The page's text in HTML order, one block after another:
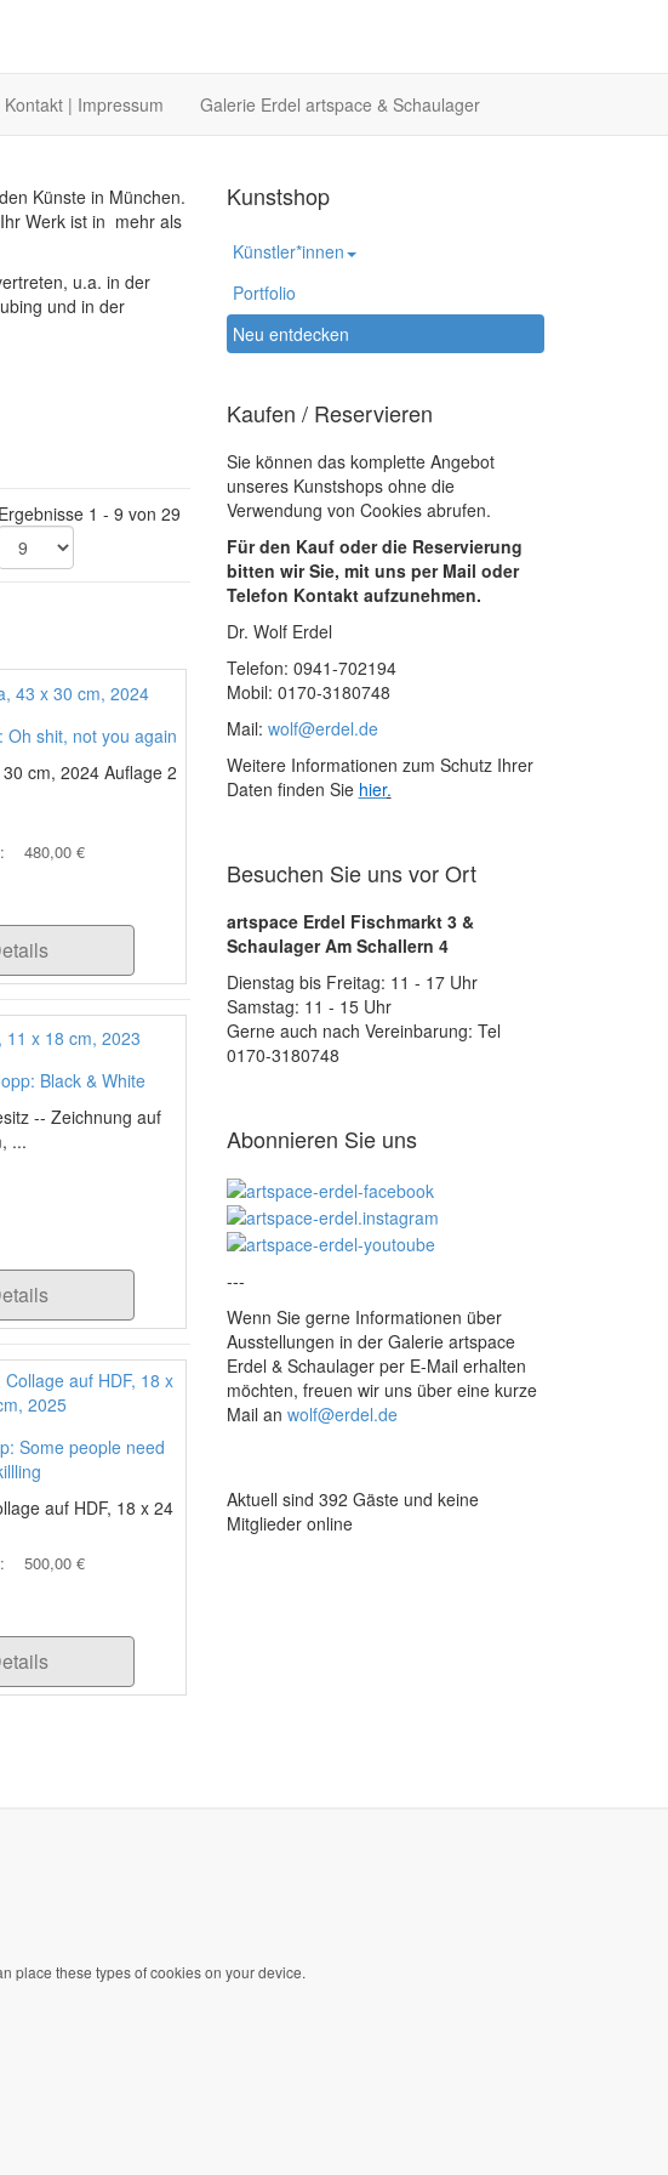
Kontakt | Impressum Galerie Erdel artspace & Schaulager
Künste in München.
Werk ist in mehr als
u.a. in der
und in der
Ergebnisse 1 - 9 von 29
Oh shit, not you again
cm, 2024 Auflage 2
480,00 €
Black & White
-- Zeichnung auf
...
Some people need
auf HDF, 18 x 24
500,00 €
Kunstshop
Künstler*innen
Portfolio
Neu entdecken
Kaufen / Reservieren
Sie können das komplette Angebot
unseres Kunstshops ohne die
Verwendung von Cookies abrufen.
Für den Kauf oder die Reservierung
bitten wir Sie, mit uns per Mail oder
Telefon Kontakt aufzunehmen.
Dr. Wolf Erdel
Telefon: 0941-702194
Mobil: 0170-3180748
Mail: wolf@erdel.de
Weitere Informationen zum Schutz Ihrer
Daten finden Sie hier.
Besuchen Sie uns vor Ort
artspace Erdel Fischmarkt 3 &
Schaulager Am Schallern 4
Dienstag bis Freitag: 11 - 17 Uhr
Samstag: 11 - 15 Uhr
Gerne auch nach Vereinbarung: Tel
0170-3180748
Abonnieren Sie uns
---
Wenn Sie gerne Informationen über
Ausstellungen in der Galerie artspace
Erdel & Schaulager per E-Mail erhalten
möchten, freuen wir uns über eine kurze
Mail an wolf@erdel.de
Aktuell sind 392 Gäste und keine
Mitglieder online
place these types of cookies on your device.